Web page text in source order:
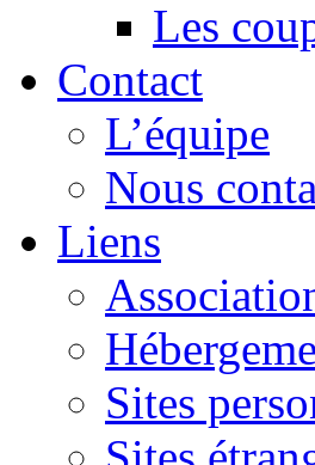
Les
Contact
L’équipe
Nous
Liens
Sites